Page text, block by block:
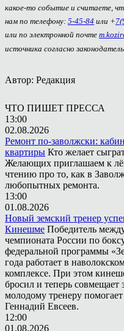
какое-то событие и считаете,
нам по телефону: 5-45-84 или +
или по электронной почте
источника согласно
Автор: Редакция
ЧТО ПИШЕТ ПРЕССА
13:00
02.08.2026
Ремонт по-заволжски:
квартиры Кто желает
Желающих приглашаем к
чтению про то, как в
любопытных ремонта.
13:00
01.08.2026
Новый земский тренер
Кинешме Победитель
чемпионата России по
федеральной программы
года работает в
комплексе. При этом
бросил и теперь совмещает
молодому тренеру
Геннадий Евсеев.
12:00
01.08.2026